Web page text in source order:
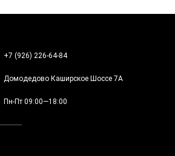
+7 (926) 226-64-84
Домодедово Каширское Шоссе 7А
Пн-Пт 09:00—18:00